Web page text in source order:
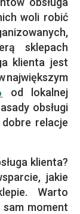
woli robić
sklepach
klienta jest
od lokalnej
obsługi
relacje
klienta?
jakie
Warto
sam moment